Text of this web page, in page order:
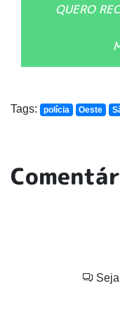
QUERO
Tags: polícia Oeste